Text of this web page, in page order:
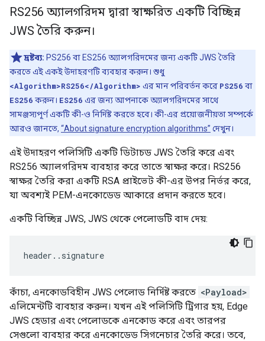
RS256 অ্যালগরিদম দ্বারা স্বাক্ষরিত একটি বিচ্ছিন্ন
JWS তৈরি করুন।
দ্রষ্টব্য: PS256 বা ES256 অ্যালগরিদমের জন্য একটি JWS তৈরি
করতে এই একই উদাহরণটি ব্যবহার করুন। শুধু
<Algorithm>RS256</Algorithm> এর মান পরিবর্তন করে PS256 বা
ES256 করুন। ES256 এর জন্য আপনাকে অ্যালগরিদমের সাথে
সামঞ্জস্যপূর্ণ একটি কী-ও নির্দিষ্ট করতে হবে। কী-এর প্রয়োজনীয়তা সম্পর্কে
আরও জানতে, “About signature encryption algorithms” দেখুন।
এই উদাহরণ পলিসিটি একটি ডিটাচড JWS তৈরি করে এবং
RS256 অ্যালগরিদম ব্যবহার করে তাতে স্বাক্ষর করে। RS256
স্বাক্ষর তৈরি করা একটি RSA প্রাইভেট কী-এর উপর নির্ভর করে,
যা অবশ্যই PEM-এনকোডেড আকারে প্রদান করতে হবে।
একটি বিচ্ছিন্ন JWS, JWS থেকে পেলোডটি বাদ দেয়:
header..signature
কাঁচা, এনকোডবিহীন JWS পেলোড নির্দিষ্ট করতে <Payload>
এলিমেন্টটি ব্যবহার করুন। যখন এই পলিসিটি ট্রিগার হয়, Edge
JWS হেডার এবং পেলোডকে এনকোড করে এবং তারপর
সেগুলো ব্যবহার করে এনকোডেড সিগনেচার তৈরি করে। তবে,